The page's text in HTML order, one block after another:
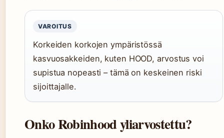
VAROITUS
Korkeiden korkojen ympäristössä
kasvuosakkeiden, kuten HOOD, arvostus voi
supistua nopeasti – tämä on keskeinen riski
sijoittajalle.
Onko Robinhood yliarvostettu?